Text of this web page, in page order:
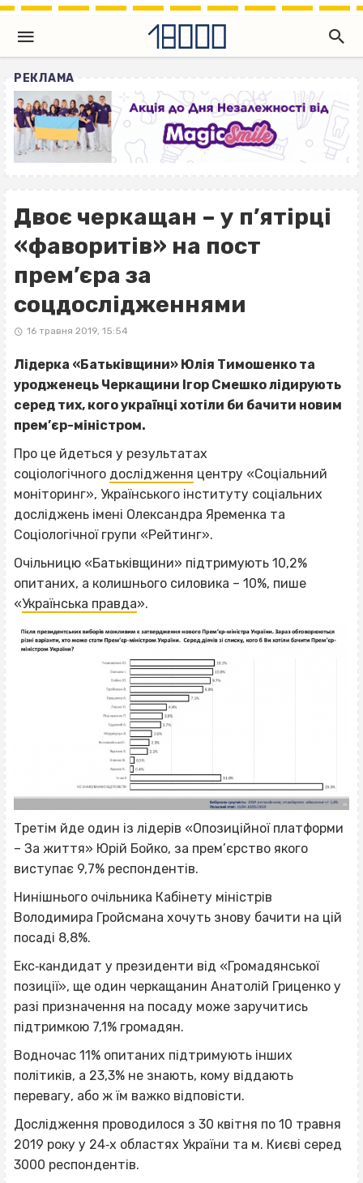
РЕКЛАМА
Двоє черкащан – у п’ятірці
«фаворитів» на пост
прем’єра за
соцдослідженнями
16 травня 2019, 15:54
Лідерка «Батьківщини» Юлія Тимошенко та
уродженець Черкащини Ігор Смешко лідирують
серед тих, кого українці хотіли би бачити новим
прем’єр-міністром.
Про це йдеться у результатах
соціологічного дослідження центру «Соціальний
моніторинг», Українського інституту соціальних
досліджень імені Олександра Яременка та
Соціологічної групи «Рейтинг».
Очільницю «Батьківщини» підтримують 10,2%
опитаних, а колишнього силовика – 10%, пише
«Українська правда».
Третім йде один із лідерів «Опозиційної платформи
– За життя» Юрій Бойко, за прем’єрство якого
виступає 9,7% респондентів.
Нинішнього очільника Кабінету міністрів
Володимира Гройсмана хочуть знову бачити на цій
посаді 8,8%.
Екс‐кандидат у президенти від «Громадянської
позиції», ще один черкащанин Анатолій Гриценко у
разі призначення на посаду може заручитись
підтримкою 7,1% громадян.
Водночас 11% опитаних підтримують інших
політиків, а 23,3% не знають, кому віддають
перевагу, або ж їм важко відповісти.
Дослідження проводилося з 30 квітня по 10 травня
2019 року у 24‐х областях України та м. Києві серед
3000 респондентів.